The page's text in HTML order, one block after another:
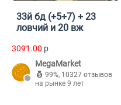
33й бд (+5+7) + 23
ловчий и 20 вж
3091.00 p
MegaMarket
99%, 10327 отзывов
на рынке 9 лет